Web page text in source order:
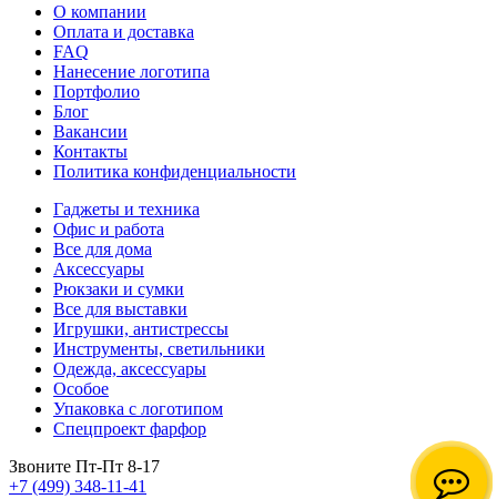
О компании
Оплата и доставка
FAQ
Нанесение логотипа
Портфолио
Блог
Вакансии
Контакты
Политика конфиденциальности
Гаджеты и техника
Офис и работа
Все для дома
Аксессуары
Рюкзаки и сумки
Все для выставки
Игрушки, антистрессы
Инструменты, светильники
Одежда, аксессуары
Особое
Упаковка с логотипом
Спецпроект фарфор
Звоните Пт-Пт 8-17
+7 (499) 348-11-41